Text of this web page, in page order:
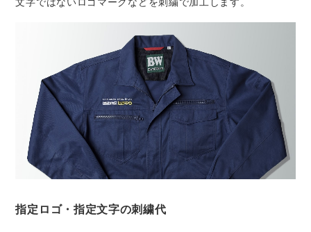
指定ロゴ・指定文字の刺繍代